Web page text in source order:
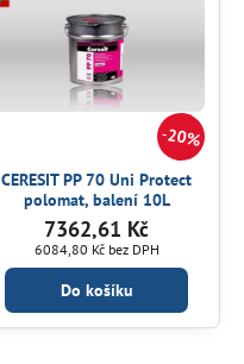
20%
CERESIT PP 70 Uni Protect
polomat, balení 10L
7362,61 Kč
6084,80 Kč bez DPH
Do košíku